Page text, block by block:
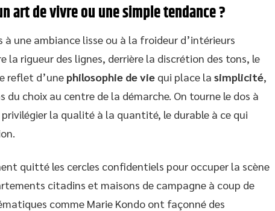
art de vivre ou une simple tendance ?
à une ambiance lisse ou à la froideur d’intérieurs
la rigueur des lignes, derrière la discrétion des tons, le
reflet d’une philosophie de vie qui place la simplicité,
du choix au centre de la démarche. On tourne le dos à
la qualité à la quantité, le durable à ce qui
quitté les cercles confidentiels pour occuper la scène
citadins et maisons de campagne à coup de
comme Marie Kondo ont façonné des